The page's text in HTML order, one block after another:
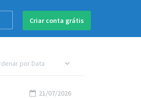
Criar conta grátis
21/07/2026